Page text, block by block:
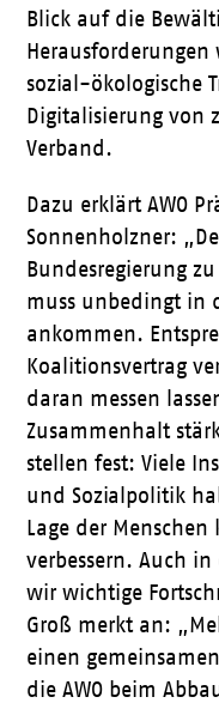
Blick auf die
sozial-ökologische
Digitalisierung von
Verband.
Dazu erklärt AWO
Sonnenholzner:
Bundesregierung
muss unbedingt in
ankommen.
Koalitionsvertrag
daran messen
Zusammenhalt
stellen fest: Viele
und Sozialpolitik
Lage der
verbessern. Auch
wir wichtige
Groß merkt an:
einen
die AWO beim